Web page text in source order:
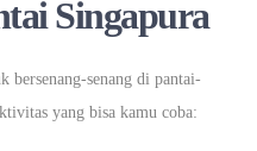
Singapura
bersenang-senang di pantai-
yang bisa kamu coba: